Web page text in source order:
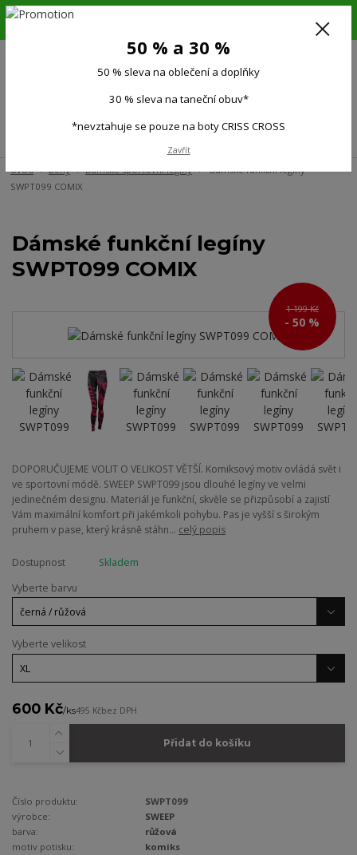
6.-16.8.26. DOVOLENÁ !!! 50 % SLEVA na všechno oblečení a doplňky !!!
(Po-Pá 9:00-15.00)
Úvod Ženy Dámské sportovní legíny
Dámské funkční legíny
SWPT099 COMIX
Dámské funkční legíny
SWPT099 COMIX
1 199 Kč
- 50 %
DOPORUČUJEME VOLIT O VELIKOST VĚTŠÍ. Komiksový motiv ovládá svět i
ve sportovní módě. SWEEP SWPT099 jsou dlouhé legíny ve velmi
jedinečném designu. Materiál je funkční, skvěle se přizpůsobí a zajistí
Vám maximální komfort při jakémkoli pohybu. Pas je vyšší s širokým
pruhem v pase, který krásně stáhn... celý popis
Dostupnost
Skladem
Vyberte barvu
Vyberte velikost
600 Kč/ks495 Kčbez DPH
Přidat do košíku
Číslo produktu:
SWPT099
výrobce:
SWEEP
barva:
růžová
motiv potisku:
komiks
50 % a 30 %
50 % sleva na oblečení a doplňky
30 % sleva na taneční obuv*
*nevztahuje se pouze na boty CRISS CROSS
Zavřít